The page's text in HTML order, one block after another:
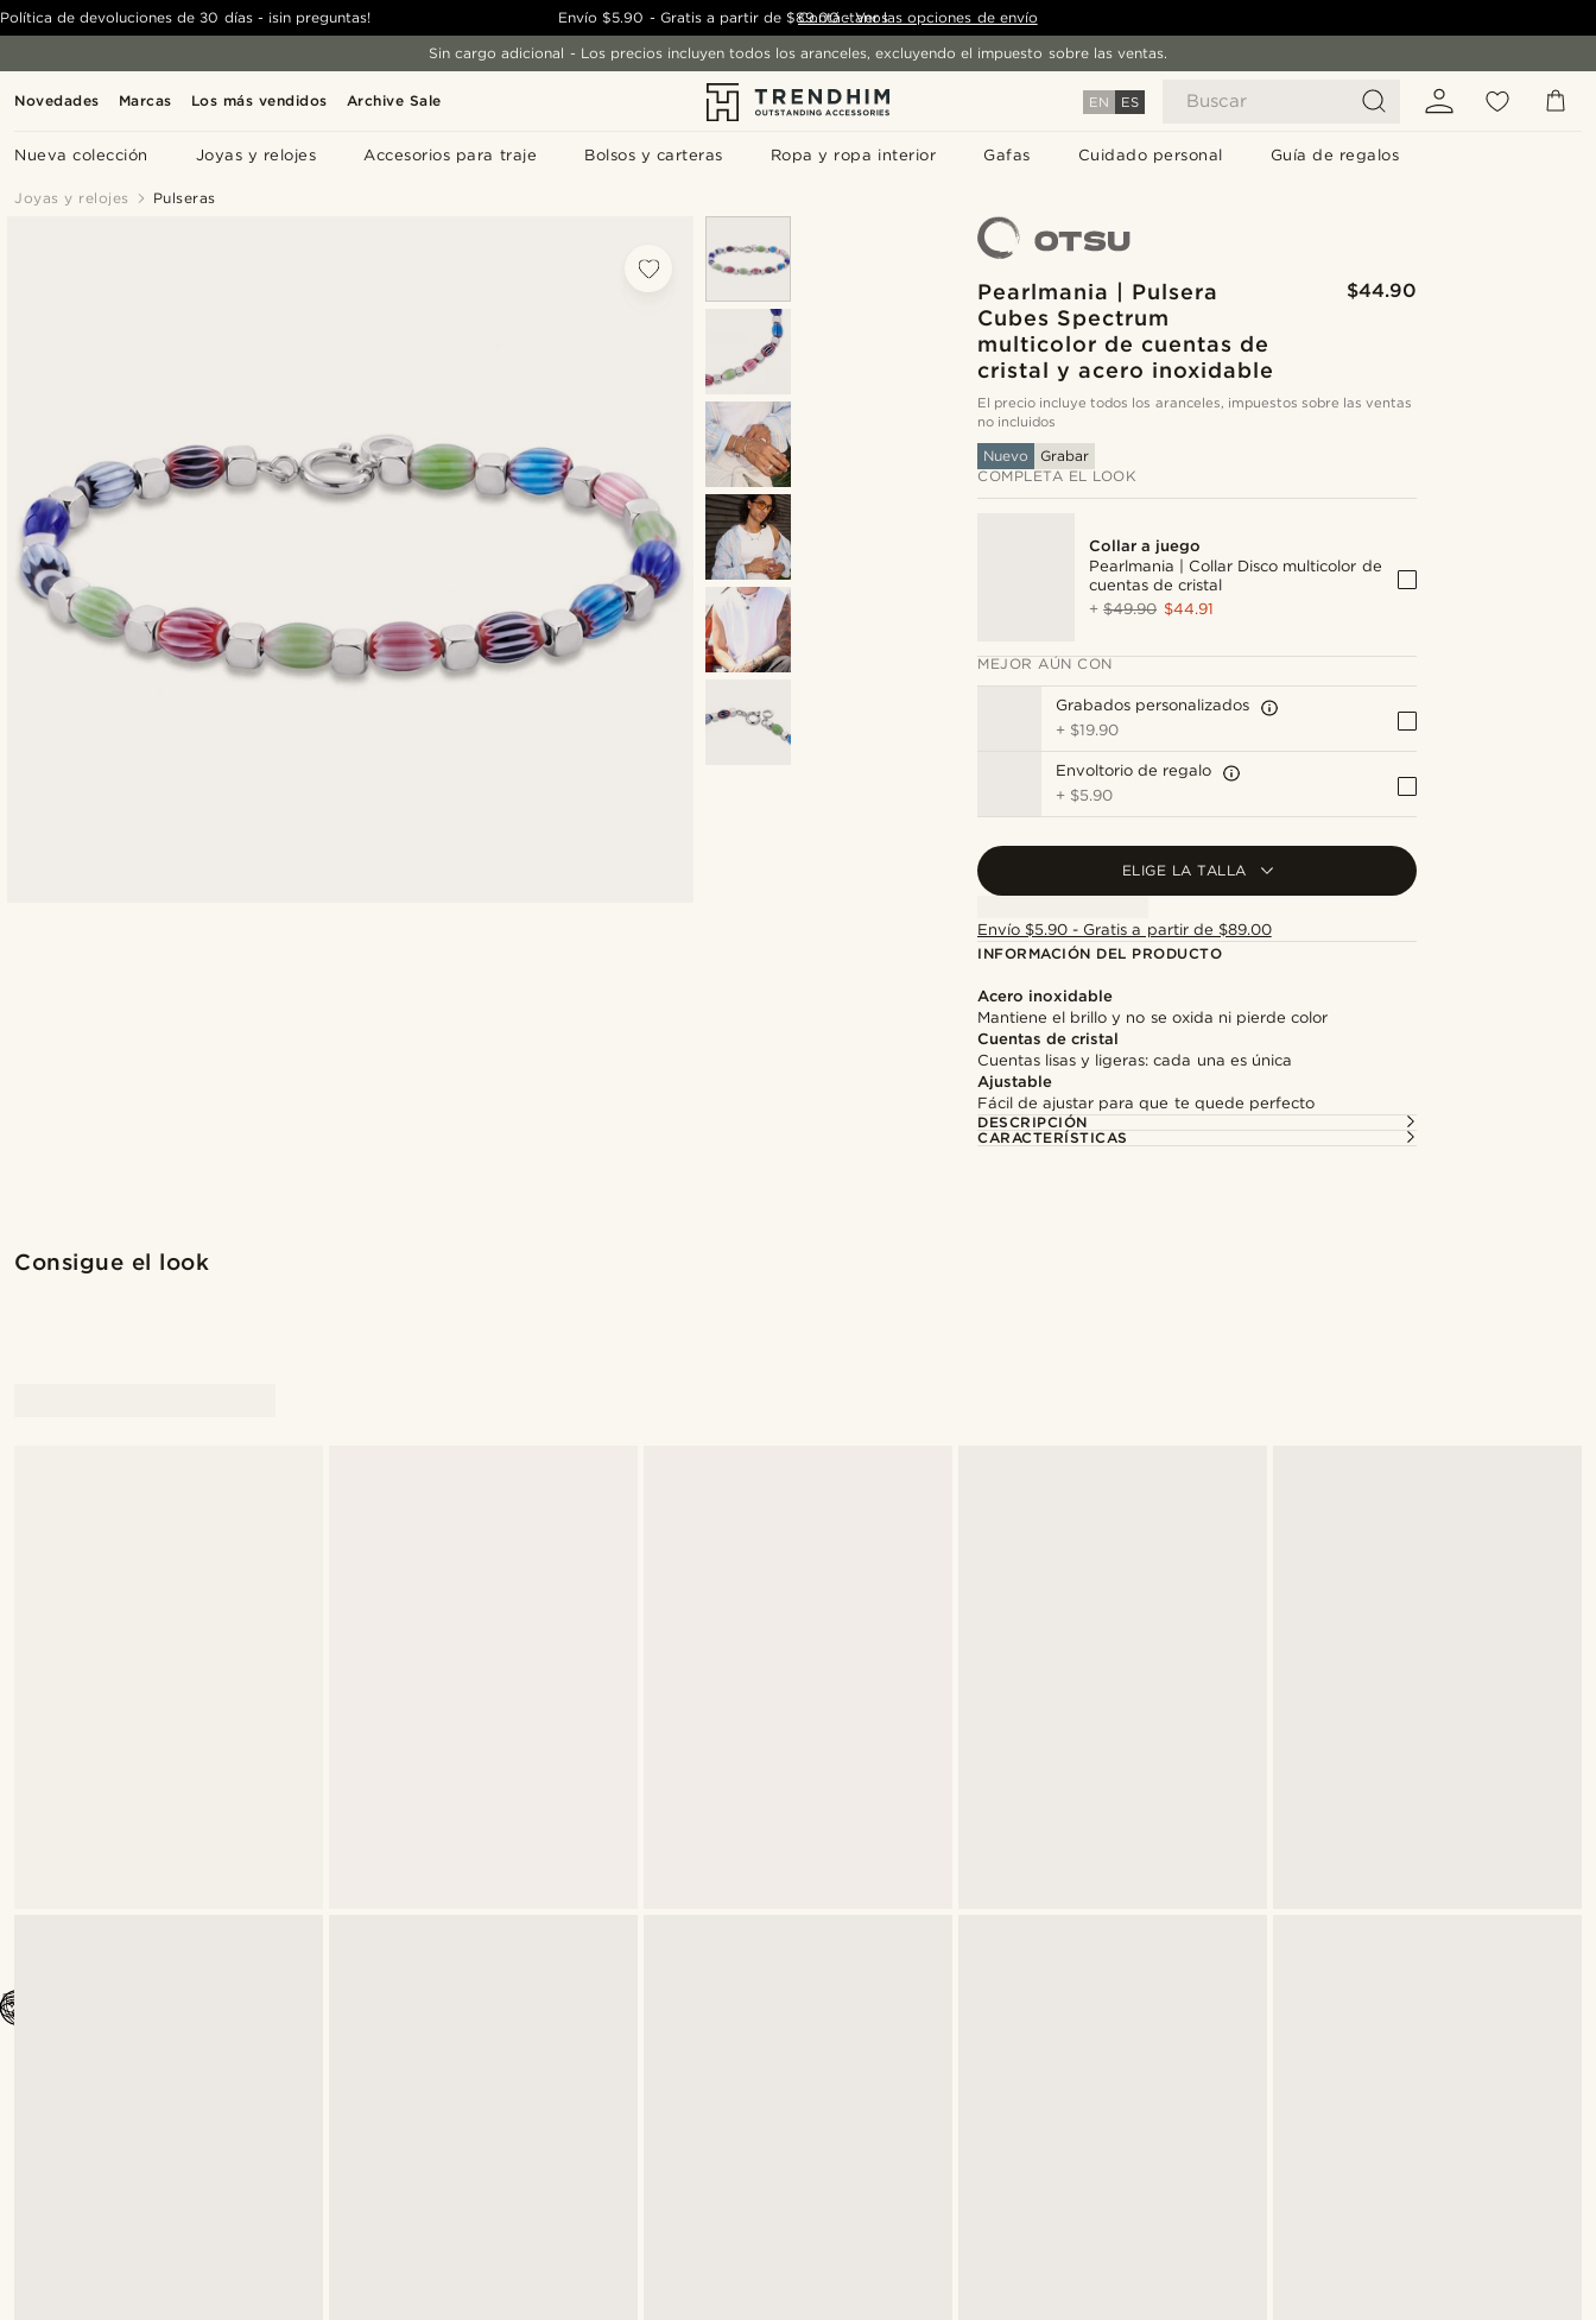
Novedades Marcas Los más vendidos Archive Sale EN ES Buscar
Nueva colección Joyas y relojes Accesorios para traje Bolsos y carteras Ropa y ropa interior Gafas Cuidado personal Guía de regalos
Política de devoluciones de 30 días - ¡sin preguntas! Envío $5.90 - Gratis a partir de $89.00 - Ver las opciones de envío
Contáctanos
Sin cargo adicional - Los precios incluyen todos los aranceles, excluyendo el impuesto sobre las ventas.
Joyas y relojes Pulseras
Pearlmania | Pulsera
Cubes Spectrum
multicolor de cuentas de
cristal y acero inoxidable
$44.90
El precio incluye todos los aranceles, impuestos sobre las ventas
no incluidos
Nuevo
Grabar
COMPLETA EL LOOK
Collar a juego
Pearlmania | Collar Disco multicolor de
cuentas de cristal
+$49.90 $44.91
MEJOR AÚN CON
Grabados personalizados
+ $19.90
Envoltorio de regalo
+ $5.90
ELIGE LA TALLA
Envío $5.90 - Gratis a partir de $89.00
INFORMACIÓN DEL PRODUCTO
Acero inoxidable
Mantiene el brillo y no se oxida ni pierde color
Cuentas de cristal
Cuentas lisas y ligeras: cada una es única
Ajustable
Fácil de ajustar para que te quede perfecto
DESCRIPCIÓN
CARACTERÍSTICAS
Consigue el look